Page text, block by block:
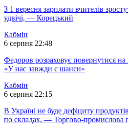
З 1 вересня зарплати вчителів
удвічі, — Корецький
Кабмін
6 серпня 22:48
Федоров розраховує повернутися на
«У нас завжди є шанси»
Кабмін
6 серпня 22:15
В Україні не буде дефіциту
по складах, — Торгово-промислова